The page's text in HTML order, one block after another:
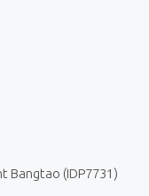
Bangtao (IDP7731)